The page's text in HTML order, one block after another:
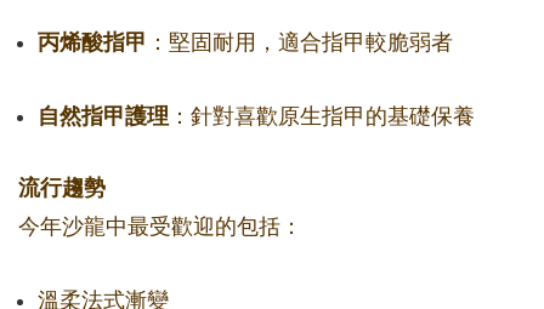
丙烯酸指甲 ：堅固耐用，適合指甲較脆弱者
自然指甲護理 ：針對喜歡原生指甲的基礎保養
流行趨勢
今年沙龍中最受歡迎的包括：
溫柔法式漸變